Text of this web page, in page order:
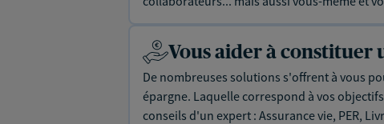
Vous aider à constituer
De nombreuses solutions s'offrent à vous
épargne. Laquelle correspond à vos
conseils d'un expert : Assurance vie, PER,